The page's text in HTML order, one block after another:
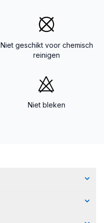
Niet geschikt voor chemisch
reinigen
Niet bleken